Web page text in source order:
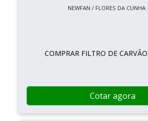
NEWFAN / FLORES DA CUNHA
COMPRAR FILTRO DE
Cotar agora